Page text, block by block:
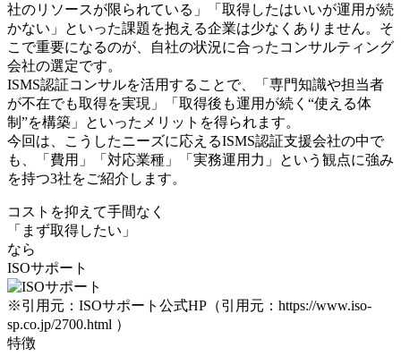
社のリソースが限られている」「取得したはいいが運用が続
かない」といった課題を抱える企業は少なくありません。そ
こで重要になるのが、自社の状況に合ったコンサルティング
会社の選定です。
ISMS認証コンサルを活用することで、「専門知識や担当者
が不在でも取得を実現」「取得後も運用が続く“使える体
制”を構築」といったメリットを得られます。
今回は、こうしたニーズに応えるISMS認証支援会社の中で
も、「費用」「対応業種」「実務運用力」という観点に強み
を持つ3社をご紹介します。
コストを抑えて手間なく
「まず取得したい」
なら
ISOサポート
※引用元：ISOサポート公式HP（引用元：https://www.iso-
sp.co.jp/2700.html ）
特徴